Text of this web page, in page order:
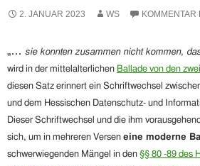
2. JANUAR 2023 WS KOMMENTAR
„… sie konnten zusammen nicht kommen,
wird in der mittelalterlichen Ballade von den
diesen Satz erinnert ein Schriftwechsel
und dem Hessischen Datenschutz- und
Dieser Schriftwechsel und die ihm
sich, um in mehreren Versen eine moderne
schwerwiegenden Mängel in den §§ 80 -89 des